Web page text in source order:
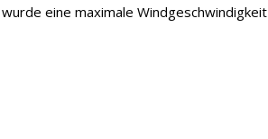
eine maximale Windgeschwindigkeit